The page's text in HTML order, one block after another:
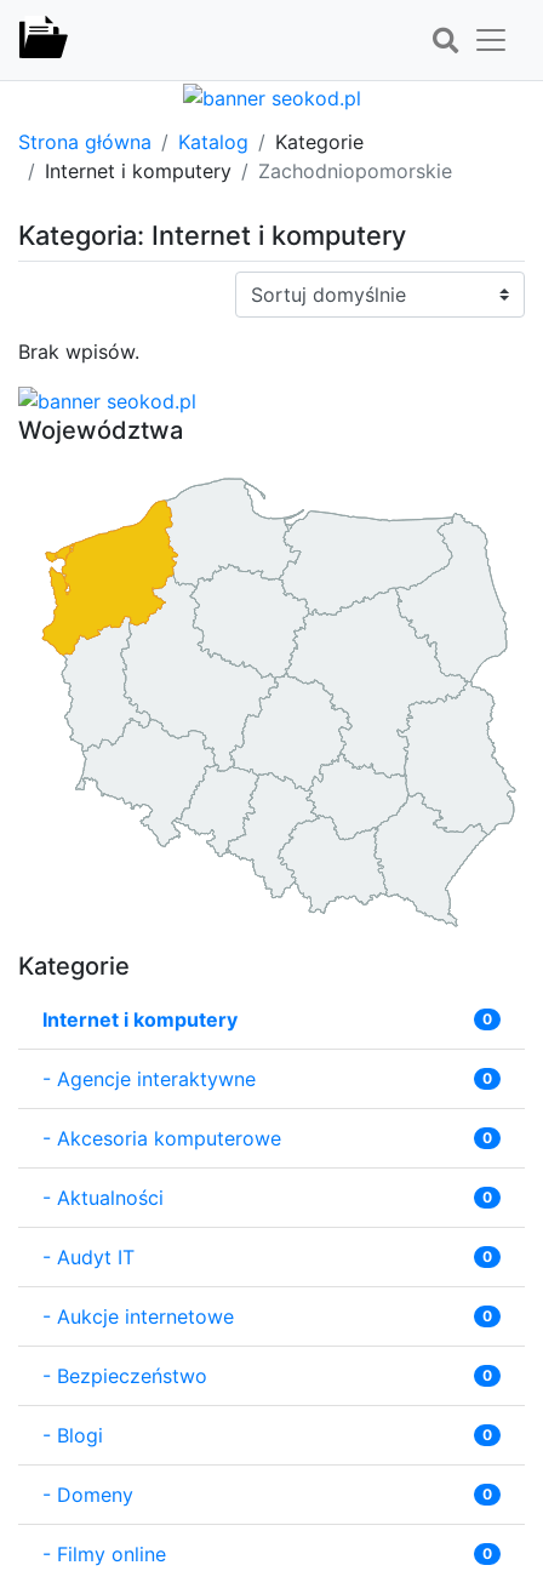
Strona główna Katalog
Kategorie
Internet i komputery
Zachodniopomorskie
Kategoria: Internet i komputery
Sortuj:
Brak wpisów.
Województwa
Kategorie
Internet i komputery 0
- Agencje interaktywne 0
- Akcesoria komputerowe 0
- Aktualności 0
- Audyt IT 0
- Aukcje internetowe 0
- Bezpieczeństwo 0
- Blogi 0
- Domeny 0
- Filmy online 0